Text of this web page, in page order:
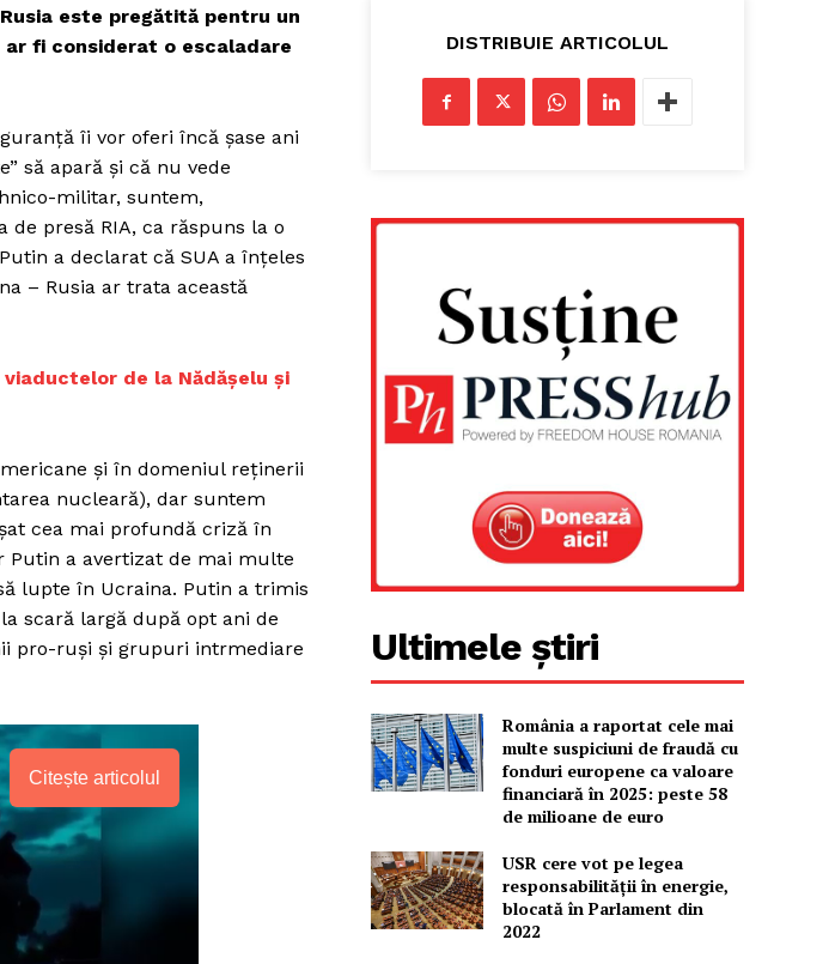
PRESShub
este pregătită pentru un
fi considerat o escaladare
îi vor oferi încă şase ani
să apară şi că nu vede
militar, suntem,
de presă RIA, ca răspuns la o
a declarat că SUA a înţeles
– Rusia ar trata această
de la Nădășelu și
şi în domeniul reţinerii
nucleară), dar suntem
cea mai profundă criză în
Putin a avertizat de mai multe
lupte în Ucraina. Putin a trimis
scară largă după opt ani de
pro-ruşi şi grupuri intrmediare
Citește articolul
DISTRIBUIE ARTICOLUL
Ultimele știri
România a raportat cele mai
multe suspiciuni de fraudă cu
fonduri europene ca valoare
financiară în 2025: peste 58
de milioane de euro
USR cere vot pe legea
responsabilității în energie,
blocată în Parlament din
2022